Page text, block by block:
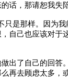
话，那请恕我失
那样。因为我
自己也应该对于
了自己的回答
再去顾虑太多，